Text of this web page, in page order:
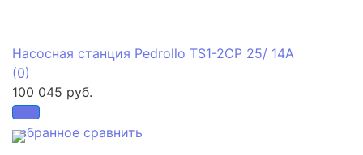
избранное сравнить
Насосная станция Pedrollo TS1-2CP 25/ 14A
(0)
100 045 руб.